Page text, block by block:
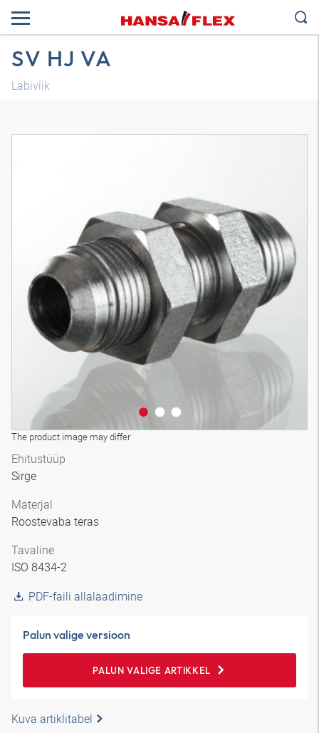
SV HJ VA
Läbiviik
The product image may differ
3D-mudel
Ehitustüüp
Sirge
Materjal
Roostevaba teras
Tavaline
ISO 8434-2
PDF-faili allalaadimine
Palun valige versioon
PALUN VALIGE ARTIKKEL
Kuva artiklitabel